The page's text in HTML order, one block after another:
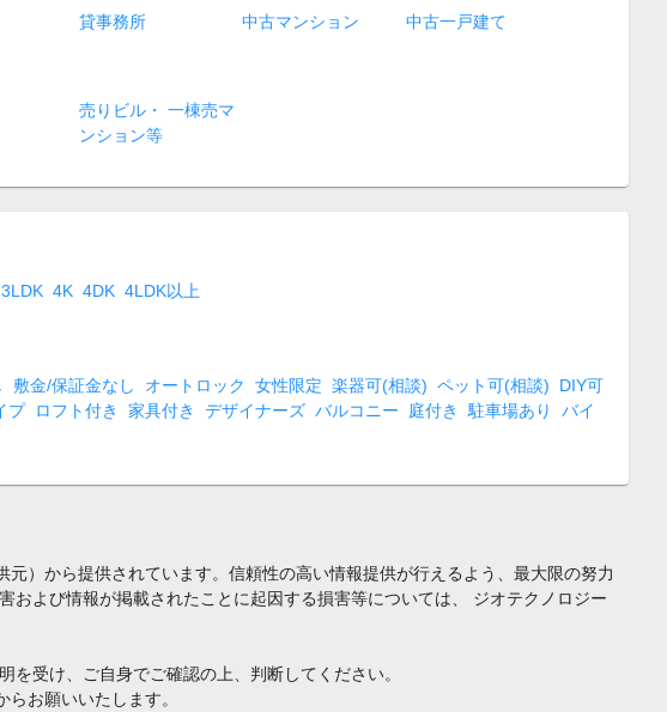
貸事務所 中古マンション 中古一戸建て
売りビル・ 一棟売マ
ンション等
3LDK 4K 4DK 4LDK以上
敷金/保証金なし オートロック 女性限定 楽器可(相談) ペット可(相談)
DIY可
プ ロフト付き 家具付き デザイナーズ バルコニー 庭付き 駐車場あり
バイ
）から提供されています。信頼性の高い情報提供が行えるよう、最大限の努力
よび情報が掲載されたことに起因する損害等については、 ジオテクノロジー
受け、ご自身でご確認の上、判断してください。
らお願いいたします。